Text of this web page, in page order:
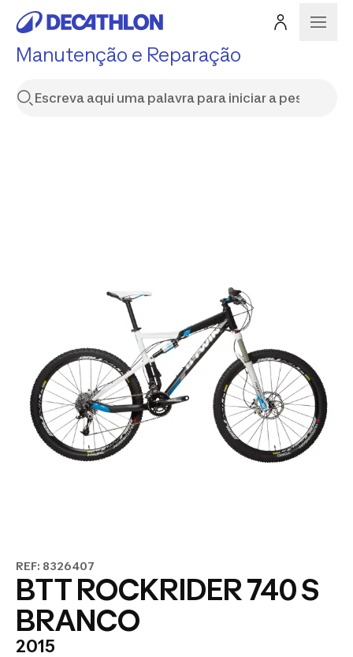
Manutenção e Reparação
REF: 8326407
BTT ROCKRIDER 740 S
BRANCO
2015